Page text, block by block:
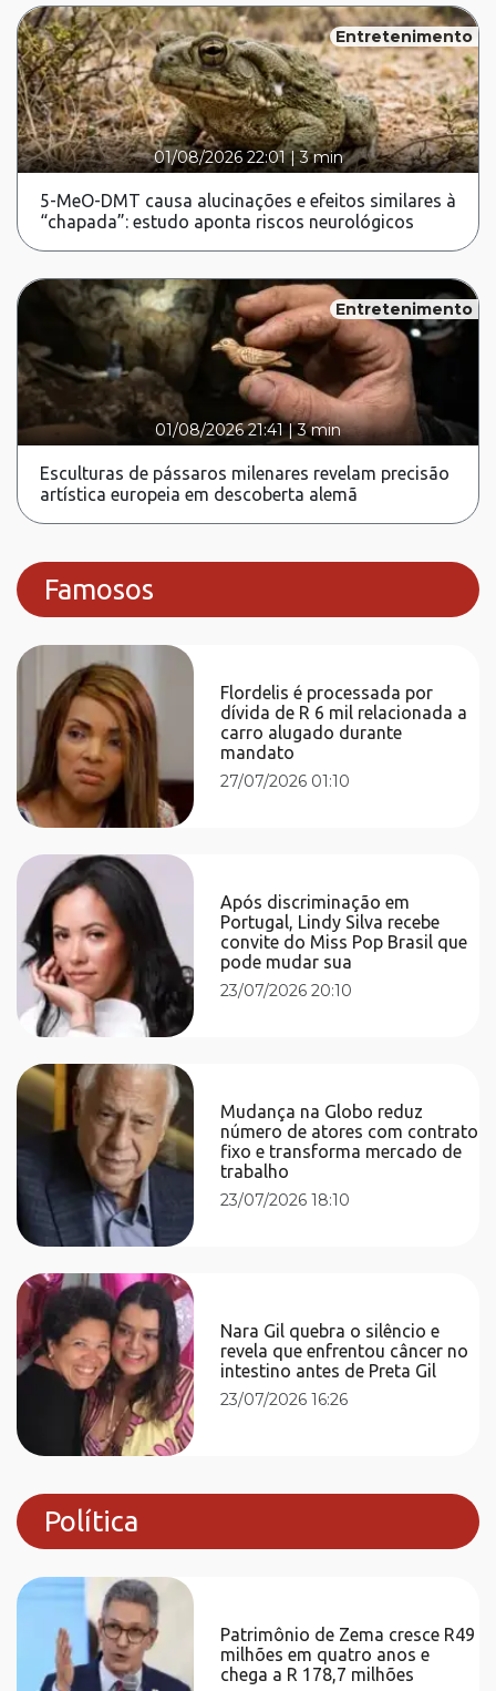
Entretenimento
01/08/2026 22:01|3 min
5-MeO-DMT causa alucinações e efeitos similares à
“chapada”: estudo aponta riscos neurológicos
Entretenimento
01/08/2026 21:41 |3 min
Esculturas de pássaros milenares revelam precisão
artística europeia em descoberta alemã
Famosos
Flordelis é processada por
dívida de R 6 mil relacionada a
carro alugado durante
mandato
27/07/2026 01:10
Após discriminação em
Portugal, Lindy Silva recebe
convite do Miss Pop Brasil que
pode mudar sua
23/07/2026 20:10
Mudança na Globo reduz
número de atores com contrato
fixo e transforma mercado de
trabalho
23/07/2026 18:10
Nara Gil quebra o silêncio e
revela que enfrentou câncer no
intestino antes de Preta Gil
23/07/2026 16:26
Política
Patrimônio de Zema cresce R49
milhões em quatro anos e
chega a R 178,7 milhões